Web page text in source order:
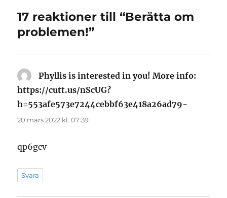
17 reaktioner till “Berätta om
problemen!”
Phyllis is interested in you! More info:
https://cutt.us/nScUG?
h=553afe573e7244cebbf63e418a26ad79-
20 mars 2022 kl. 07:39
qp6gcv
Svara